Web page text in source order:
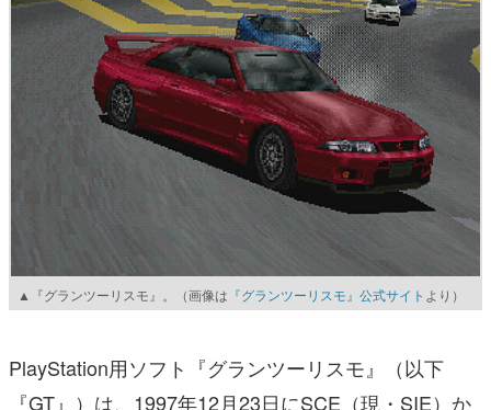
▲『グランツーリスモ』。（画像は 『グランツーリスモ』公式サイト より）
PlayStation用ソフト『グランツーリスモ』（以下
『GT』）は、1997年12月23日にSCE（現・SIE）か